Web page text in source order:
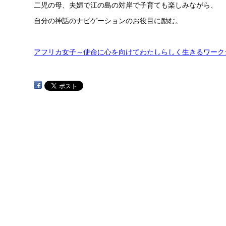
二児の母、夫婦で江の島の対岸で子育ても楽しみながら、
自分の神話のナビゲーションのお役目に励む。
アフリカ女子～使命に心を向けてわたしらしく生きるワーク